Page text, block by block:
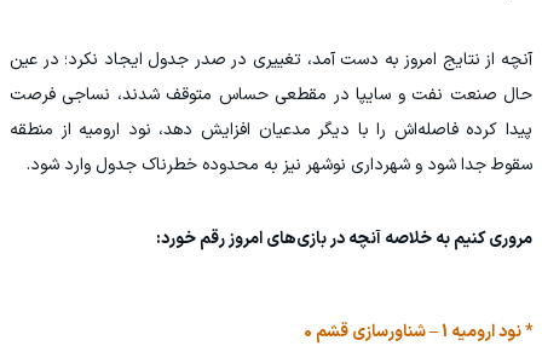
آنچه از نتایج امروز به دست آمد، تغییری در صدر جدول ایجاد نکرد؛ در عین
حال صنعت نفت و سایپا در مقطعی حساس متوقف شدند، نساجی فرصت
پیدا کرده فاصله‌اش را با دیگر مدعیان افزایش دهد، نود ارومیه از منطقه
سقوط جدا شود و شهرداری نوشهر نیز به محدوده خطرناک جدول وارد شود.
مروری کنیم به خلاصه آنچه در بازی‌های امروز رقم خورد:
* نود ارومیه 1 – شناورسازی قشم 0